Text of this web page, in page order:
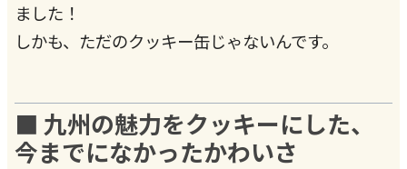
ました！
しかも、ただのクッキー缶じゃないんです。
■ 九州の魅力をクッキーにした、
今までになかったかわいさ